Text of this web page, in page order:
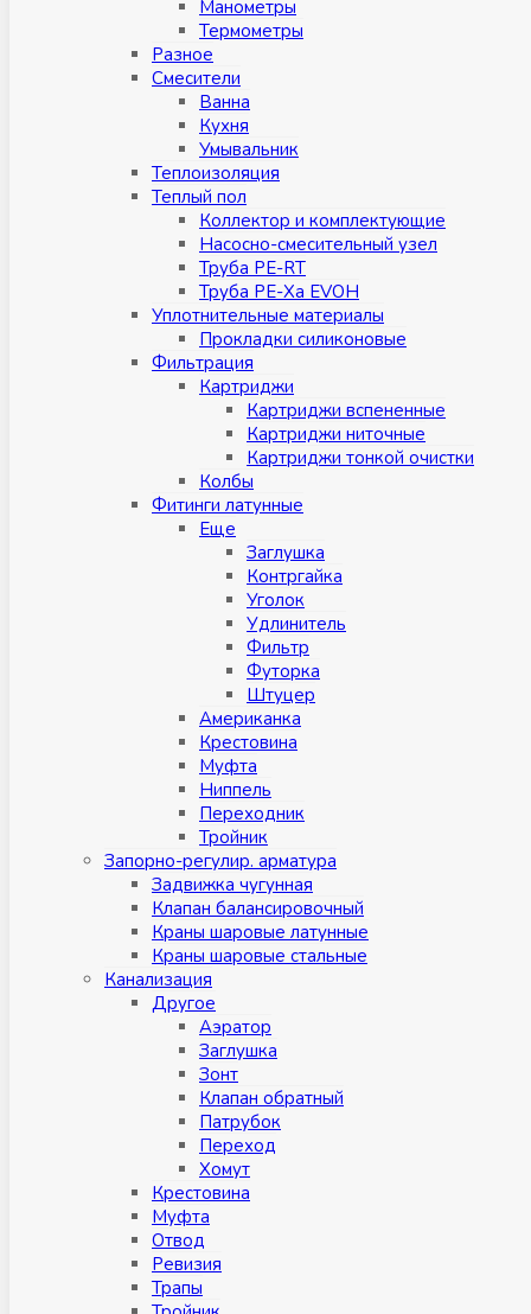
Манометры
Термометры
Разное
Смесители
Ванна
Кухня
Умывальник
Теплоизоляция
Теплый пол
Коллектор и комплектующие
Насосно-смесительный узел
Труба PE-RT
Труба PE-Xa EVOH
Уплотнительные материалы
Прокладки силиконовые
Фильтрация
Картриджи
Картриджи вспененные
Картриджи ниточные
Картриджи тонкой очистки
Колбы
Фитинги латунные
Eщe
Заглушка
Контргайка
Уголок
Удлинитель
Фильтр
Футорка
Штуцер
Американка
Крестовина
Муфта
Ниппель
Переходник
Тройник
Запорно-регулир. арматура
Задвижка чугунная
Клапан балансировочный
Краны шаровые латунные
Краны шаровые стальные
Канализация
Другое
Аэратор
Заглушкa
Зонт
Клапан обратный
Патрубок
Переход
Хомут
Крестовина
Муфтa
Отвод
Ревизия
Трапы